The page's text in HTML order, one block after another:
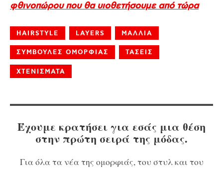
φθινοπώρου που θα υιοθετήσουμε από τώρα
HAIRSTYLE LAYERS ΜΑΛΛΙΑ
ΣΥΜΒΟΥΛΕΣ ΟΜΟΡΦΙΑΣ ΤΑΣΕΙΣ
ΧΤΕΝΙΣΜΑΤΑ
Έχουμε κρατήσει για εσάς μια θέση
στην πρώτη σειρά της μόδας.
Για όλα τα νέα της ομορφιάς, του στυλ και του